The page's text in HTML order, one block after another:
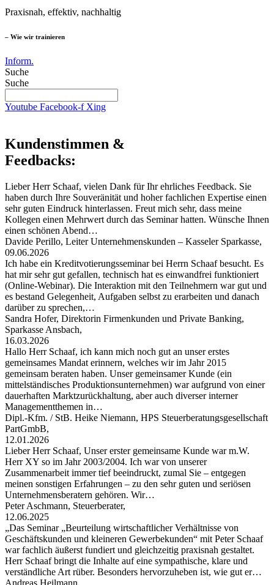
Praxisnah, effektiv, nachhaltig
– Wie wir trainieren
Inform.
Suche
Suche
Youtube Facebook-f Xing
Kundenstimmen &
Feedbacks:
Lieber Herr Schaaf, vielen Dank für Ihr ehrliches Feedback. Sie
haben durch Ihre Souveränität und hoher fachlichen Expertise einen
sehr guten Eindruck hinterlassen. Freut mich sehr, dass meine
Kollegen einen Mehrwert durch das Seminar hatten. Wünsche Ihnen
einen schönen Abend…
Davide Perillo, Leiter Unternehmenskunden – Kasseler Sparkasse,
09.06.2026
Ich habe ein Kreditvotierungsseminar bei Herrn Schaaf besucht. Es
hat mir sehr gut gefallen, technisch hat es einwandfrei funktioniert
(Online-Webinar). Die Interaktion mit den Teilnehmern war gut und
es bestand Gelegenheit, Aufgaben selbst zu erarbeiten und danach
darüber zu sprechen,…
Sandra Hofer, Direktorin Firmenkunden und Private Banking,
Sparkasse Ansbach,
16.03.2026
Hallo Herr Schaaf, ich kann mich noch gut an unser erstes
gemeinsames Mandat erinnern, welches wir im Jahr 2015
gemeinsam beraten haben. Unser gemeinsamer Kunde (ein
mittelständisches Produktionsunternehmen) war aufgrund von einer
dauerhaften Marktzurückhaltung, aber auch diverser interner
Managementthemen in…
Dipl.-Kfm. / StB. Heike Niemann, HPS Steuerberatungsgesellschaft
PartGmbB,
12.01.2026
Lieber Herr Schaaf, Unser erster gemeinsame Kunde war m.W.
Herr XY so im Jahr 2003/2004. Ich war von unserer
Zusammenarbeit immer tief beeindruckt, zumal Sie – entgegen
meinen sonstigen Erfahrungen – zu den sehr guten und seriösen
Unternehmensberatern gehören. Wir…
Peter Aschmann, Steuerberater,
12.06.2025
„Das Seminar „Beurteilung wirtschaftlicher Verhältnisse von
Geschäftskunden und kleineren Gewerbekunden“ mit Peter Schaaf
war fachlich äußerst fundiert und gleichzeitig praxisnah gestaltet.
Herr Schaaf bringt die Inhalte auf eine sympathische, klare und
verständliche Art rüber. Besonders hervorzuheben ist, wie gut er…
Andreas Heilmann,